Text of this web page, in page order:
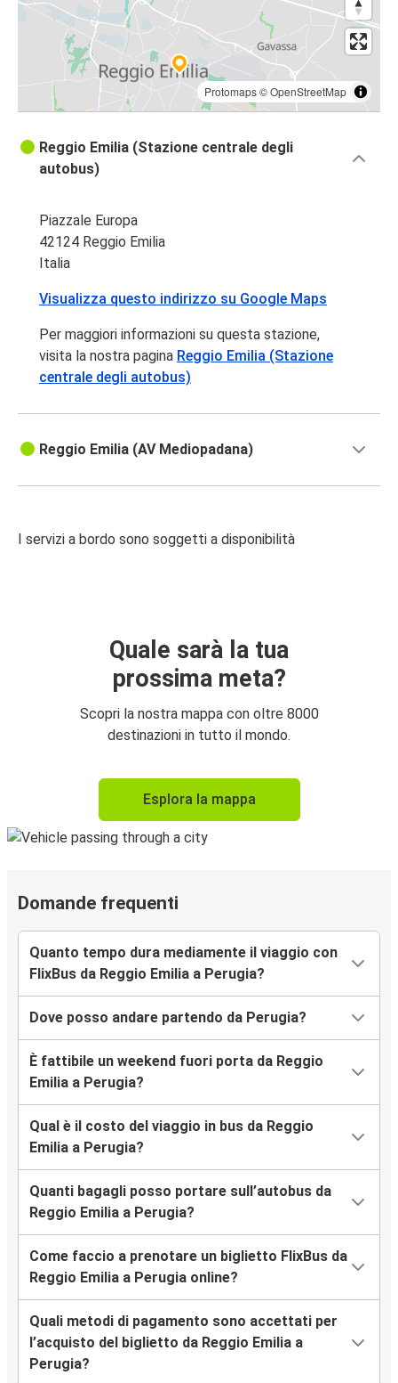
Protomaps©OpenStreetMap
Reggio Emilia (Stazione centrale degli
autobus)
Piazzale Europa
42124 Reggio Emilia
Italia
Visualizza questo indirizzo su Google Maps
Per maggiori informazioni su questa stazione,
visita la nostra pagina Reggio Emilia (Stazione
centrale degli autobus)
Reggio Emilia (AV Mediopadana)
I servizi a bordo sono soggetti a disponibilità
Quale sarà la tua
prossima meta?
Scopri la nostra mappa con oltre 8000
destinazioni in tutto il mondo.
Esplora la mappa
Domande frequenti
Quanto tempo dura mediamente il viaggio con
FlixBus da Reggio Emilia a Perugia?
Dove posso andare partendo da Perugia?
È fattibile un weekend fuori porta da Reggio
Emilia a Perugia?
Qual è il costo del viaggio in bus da Reggio
Emilia a Perugia?
Quanti bagagli posso portare sull’autobus da
Reggio Emilia a Perugia?
Come faccio a prenotare un biglietto FlixBus da
Reggio Emilia a Perugia online?
Quali metodi di pagamento sono accettati per
l’acquisto del biglietto da Reggio Emilia a
Perugia?